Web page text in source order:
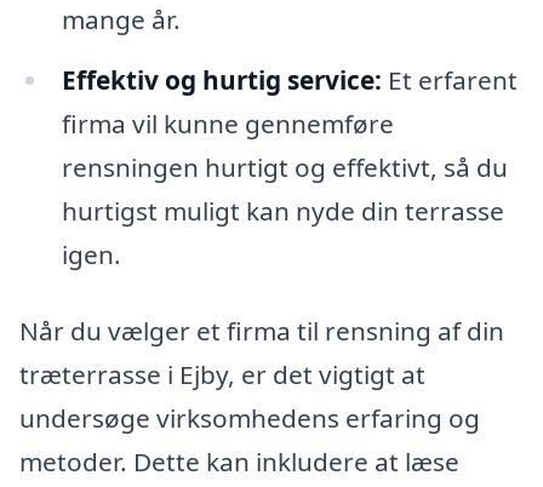
mange år.
Effektiv og hurtig service: Et erfarent
firma vil kunne gennemføre
rensningen hurtigt og effektivt, så du
hurtigst muligt kan nyde din terrasse
igen.
Når du vælger et firma til rensning af din
træterrasse i Ejby, er det vigtigt at
undersøge virksomhedens erfaring og
metoder. Dette kan inkludere at læse